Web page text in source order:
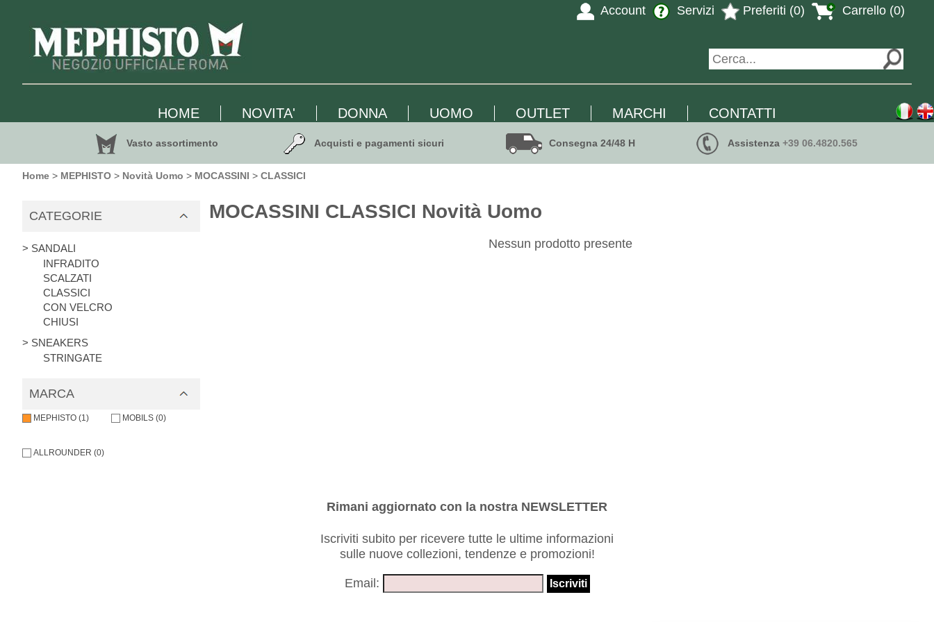
Carrello (0)
Preferiti (0)
Servizi
Account
HOME NOVITA' DONNA UOMO OUTLET MARCHI CONTATTI
Vasto assortimento Acquisti e pagamenti sicuri Consegna 24/48 H Assistenza+39 06.4820.565
Home > MEPHISTO > Novità Uomo > MOCASSINI > CLASSICI
CATEGORIE
> SANDALI
INFRADITO
SCALZATI
CLASSICI
CON VELCRO
CHIUSI
> SNEAKERS
STRINGATE
MARCA
MEPHISTO (1) MOBILS (0)
ALLROUNDER (0)
MOCASSINI CLASSICI Novità Uomo
Nessun prodotto presente
Rimani aggiornato con la nostra NEWSLETTER
Iscriviti subito per ricevere tutte le ultime informazioni
sulle nuove collezioni, tendenze e promozioni!
Email: